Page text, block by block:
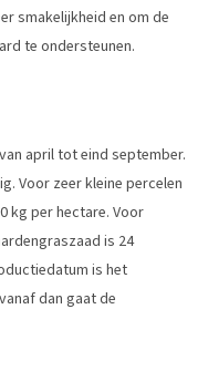
smakelijkheid en om de
te ondersteunen.
april tot eind september.
Voor zeer kleine percelen
kg per hectare. Voor
is 24
is het
dan gaat de